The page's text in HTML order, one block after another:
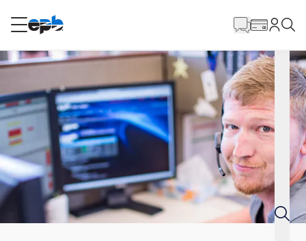
RESIDENCIAL
Internet
Energía
Televisión
principal